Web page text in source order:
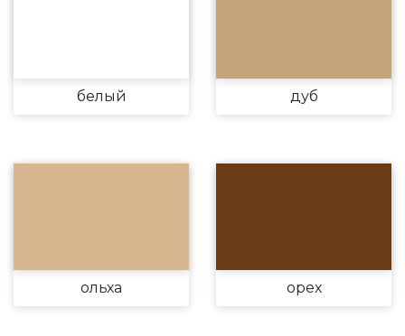
белый дуб
ольха орех